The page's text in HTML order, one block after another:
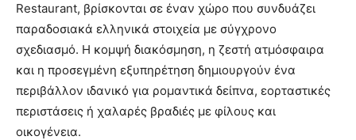
Restaurant, βρίσκονται σε έναν χώρο που συνδυάζει
παραδοσιακά ελληνικά στοιχεία με σύγχρονο
σχεδιασμό. Η κομψή διακόσμηση, η ζεστή ατμόσφαιρα
και η προσεγμένη εξυπηρέτηση δημιουργούν ένα
περιβάλλον ιδανικό για ρομαντικά δείπνα, εορταστικές
περιστάσεις ή χαλαρές βραδιές με φίλους και
οικογένεια.